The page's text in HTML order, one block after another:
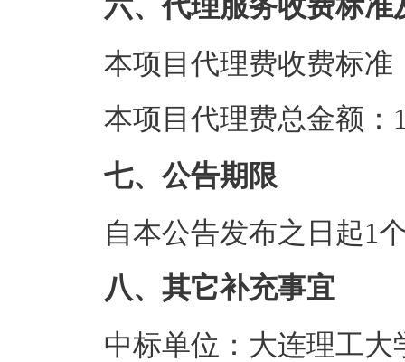
六、代理服务收费标准
本项目代理费收费标
本项目代理费总金额：
七、公告期限
自本公告发布之日起1
八、其它补充事宜
中标单位：大连理工